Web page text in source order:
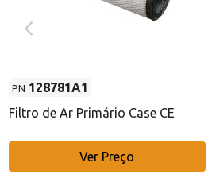
PN 128781A1
Filtro de Ar Primário Case CE
Ver Preço